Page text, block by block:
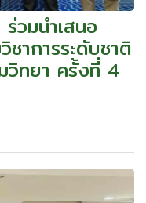
วมนำเสนอ
ชาการระดับชาติ
วิทยา ครั้งที่ 4